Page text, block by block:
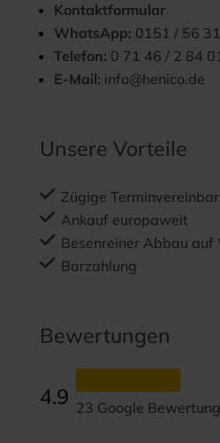
Kontaktformular
WhatsApp: 0151 / 56
Telefon: 0 71 46 / 2 84
E-Mail: info@henico.de
Unsere Vorteile
Zügige
Ankauf europaweit
Besenreiner Abbau auf
Barzahlung
Bewertungen
4.9 23 Google